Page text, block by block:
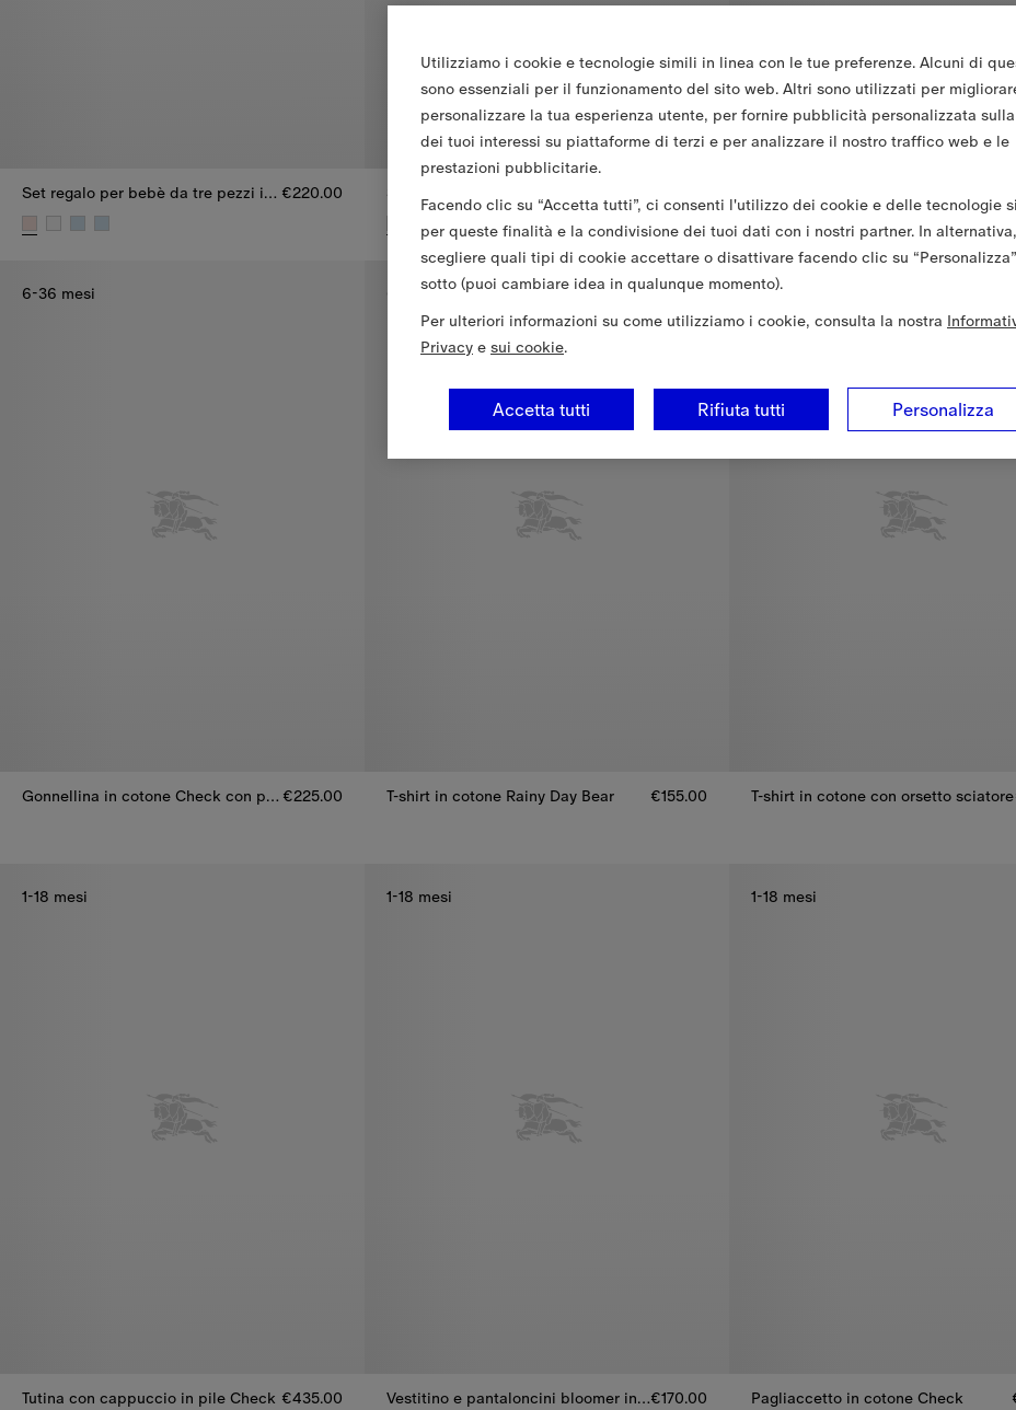
Set regalo per bebè da tre pezzi in cotone stretch €220.00
Set regalo per bebè da tre pezzi in cotone stretch, €220.00Set regalo per bebè da tre pezzi in cotone stretch, €220.00
Cardigan in cashmere e lana con
6-36 mesi
Gonnellina in cotone Check con pieghe €225.00
6-36 mesi
T-shirt in cotone Rainy Day Bear
€155.00
6-36 mesi
T-shirt in cotone con orsetto sciatore
1-18 mesi
Tutina con cappuccio in pile Check €435.00
1-18 mesi
Vestitino e pantaloncini bloomer in cotone con finiture Check€170.00
1-18 mesi
Pagliaccetto in cotone Check
Utilizziamo i cookie e tecnologie simili in linea con le tue preferenze. Alcuni di
sono essenziali per il funzionamento del sito web. Altri sono utilizzati per
personalizzare la tua esperienza utente, per fornire pubblicità personalizzata
dei tuoi interessi su piattaforme di terzi e per analizzare il nostro traffico web e le
prestazioni pubblicitarie.
Facendo clic su “Accetta tutti”, ci consenti l'utilizzo dei cookie e delle tecnologie
per queste finalità e la condivisione dei tuoi dati con i nostri partner. In
scegliere quali tipi di cookie accettare o disattivare facendo clic su
sotto (puoi cambiare idea in qualunque momento).
Per ulteriori informazioni su come utilizziamo i cookie, consulta la nostra
Privacy e sui cookie.
Personalizza
Rifiuta tutti
Accetta tutti